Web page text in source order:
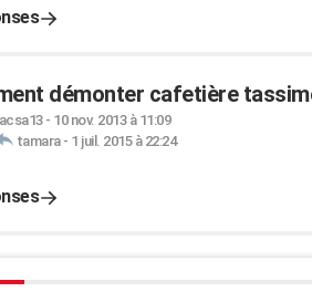
démonter cafetière
lacsa13- 10 nov. 2013 à 11:09
tamara- 1 juil. 2015 à 22:24